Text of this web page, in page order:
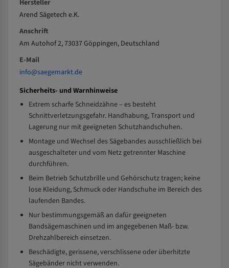
Hersteller
Arend Sägetech e.K.
Anschrift
Am Autohof 2, 73037 Göppingen, Deutschland
E-Mail
info@saegemarkt.de
Sicherheits- und Warnhinweise
Extrem scharfe Schneidzähne – es besteht
Schnittverletzungsgefahr. Handhabung, Transport und
Lagerung nur mit geeigneten Schutzhandschuhen.
Montage und Wechsel des Sägebandes ausschließlich bei
ausgeschalteter und vom Netz getrennter Maschine
durchführen.
Beim Betrieb Schutzbrille und Gehörschutz tragen; keine
lose Kleidung, Schmuck oder Handschuhe im Bereich des
laufenden Bandes.
Nur bestimmungsgemäß an dafür geeigneten
Bandsägemaschinen und im angegebenen Maß- bzw.
Drehzahlbereich einsetzen.
Beschädigte, gerissene, verschlissene oder überhitzte
Sägebänder nicht verwenden.